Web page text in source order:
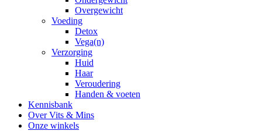
Overgewicht
Voeding
Detox
Vega(n)
Verzorging
Huid
Haar
Veroudering
Handen & voeten
Kennisbank
Over Vits & Mins
Onze winkels